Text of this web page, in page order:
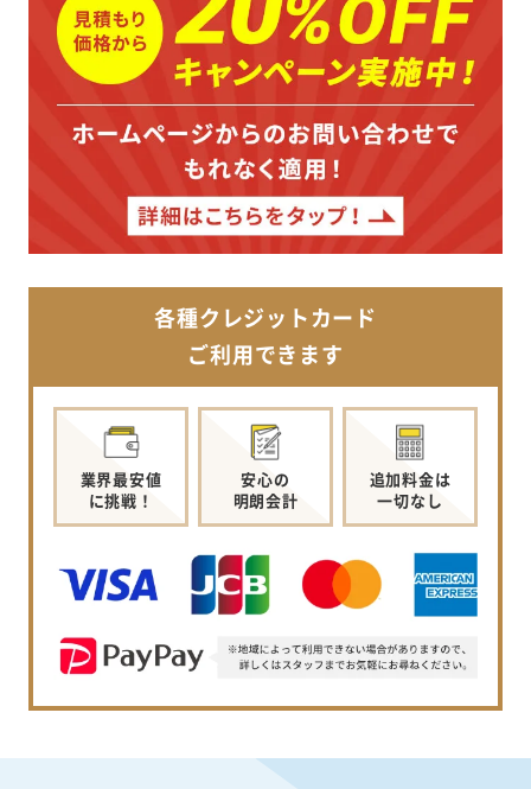
各種クレジットカード
ご利用できます
業界最安値
に挑戦！
安心の
明朗会計
追加料金は
一切なし